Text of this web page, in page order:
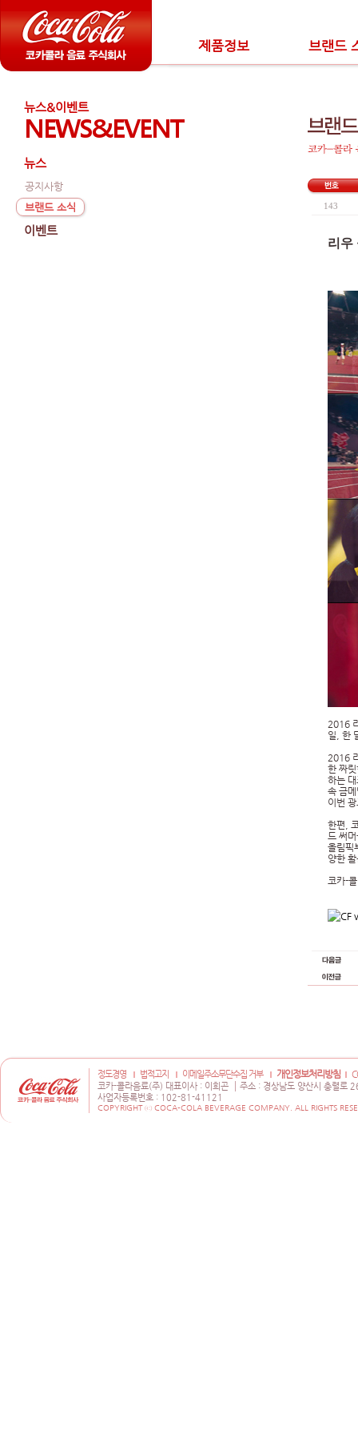
제품정보 브랜드
뉴스&이벤트
NEWS&EVENT
뉴스
공지사항
브랜드 소식
이벤트
143
리우
2016
일, 한
2016
한 짜
하는
속 금
이번
한편,
드 써
올림픽
양한
코카-
정도경영 법적고지 이메일주소무단수집 거부 개인정보처리방침
코카-콜라음료(주) 대표이사 : 이희곤
주소 : 경상남도 양산시 충렬로
사업자등록번호 : 102-81-41121
COPYRIGHT ⓒ COCA-COLA BEVERAGE COMPANY. ALL RIGHTS